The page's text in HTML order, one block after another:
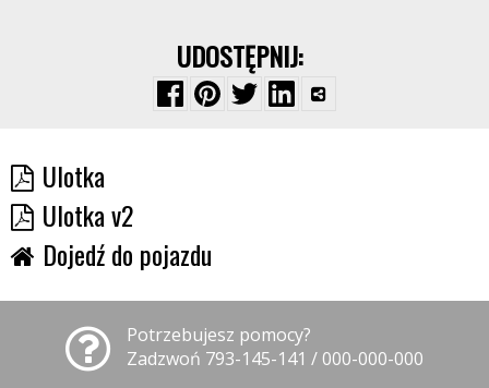
UDOSTĘPNIJ:
Ulotka
Ulotka v2
Dojedź do pojazdu
Potrzebujesz pomocy?
Zadzwoń 793-145-141 / 000-000-000